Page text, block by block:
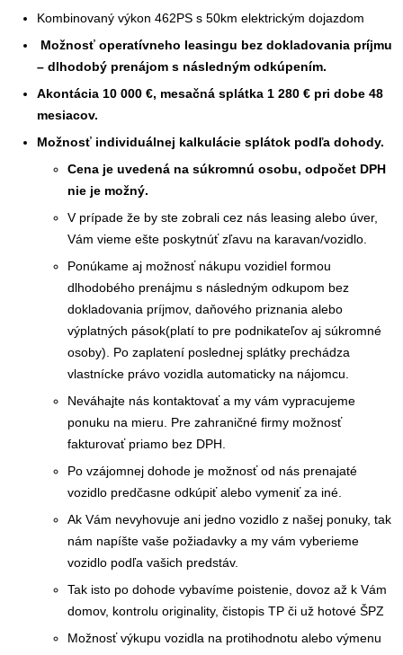
Kombinovaný výkon 462PS s 50km elektrickým dojazdom
Možnosť operatívneho leasingu bez dokladovania príjmu
– dlhodobý prenájom s následným odkúpením.
Akontácia 10 000 €, mesačná splátka 1 280 € pri dobe 48
mesiacov.
Možnosť individuálnej kalkulácie splátok podľa dohody.
Cena je uvedená na súkromnú osobu, odpočet DPH
nie je možný.
V prípade že by ste zobrali cez nás leasing alebo úver,
Vám vieme ešte poskytnúť zľavu na karavan/vozidlo.
Ponúkame aj možnosť nákupu vozidiel formou
dlhodobého prenájmu s následným odkupom bez
dokladovania príjmov, daňového priznania alebo
výplatných pások(platí to pre podnikateľov aj súkromné
osoby). Po zaplatení poslednej splátky prechádza
vlastnícke právo vozidla automaticky na nájomcu.
Neváhajte nás kontaktovať a my vám vypracujeme
ponuku na mieru. Pre zahraničné firmy možnosť
fakturovať priamo bez DPH.
Po vzájomnej dohode je možnosť od nás prenajaté
vozidlo predčasne odkúpiť alebo vymeniť za iné.
Ak Vám nevyhovuje ani jedno vozidlo z našej ponuky, tak
nám napíšte vaše požiadavky a my vám vyberieme
vozidlo podľa vašich predstáv.
Tak isto po dohode vybavíme poistenie, dovoz až k Vám
domov, kontrolu originality, čistopis TP či už hotové ŠPZ
Možnosť výkupu vozidla na protihodnotu alebo výmenu